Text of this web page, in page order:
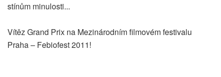
stínům minulosti...
Vítěz Grand Prix na Mezinárodním filmovém festivalu
Praha – Febiofest 2011!